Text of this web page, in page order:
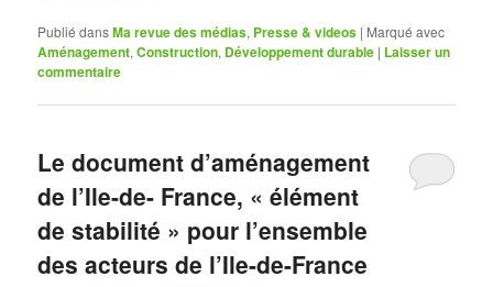
Publié dansMa revue des médias, Presse & videos | Marqué avec
Aménagement,Construction, Développement durable | Laisser un
commentaire
Le document d’aménagement
de l’Ile-de- France, « élément
de stabilité » pour l’ensemble
des acteurs de l’Ile-de-France